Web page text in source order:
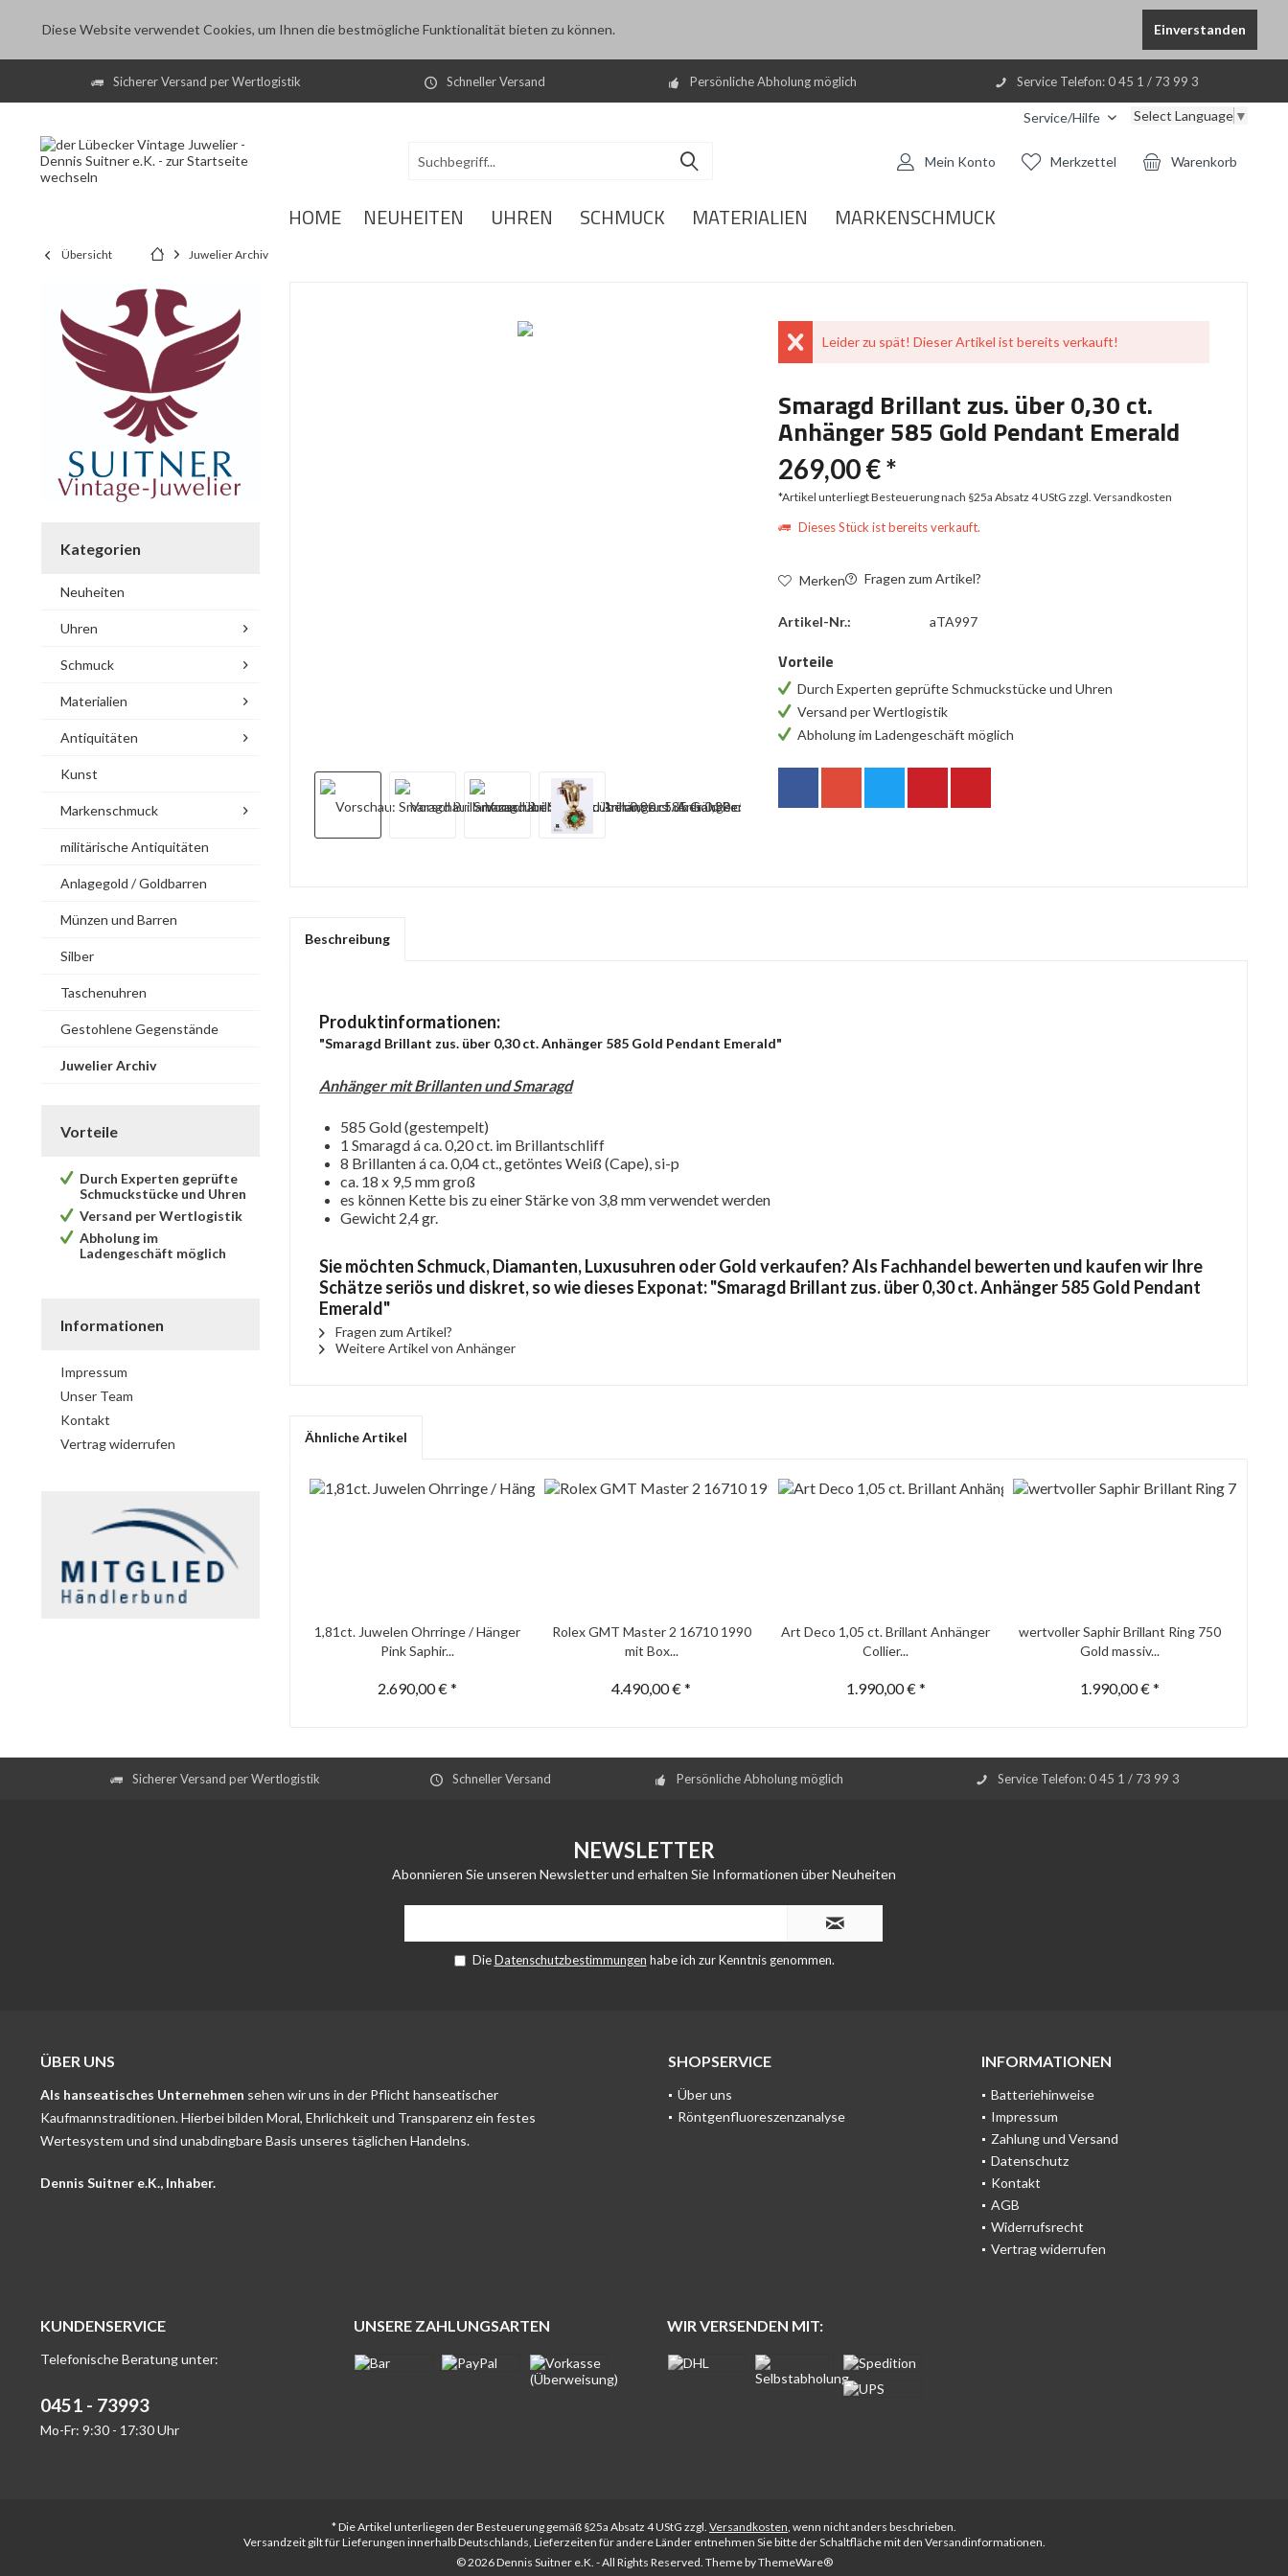
Diese Website verwendet Cookies, um Ihnen die bestmögliche Funktionalität bieten zu können. Einverstanden
Sicherer Versand per Wertlogistik Schneller Versand Persönliche Abholung möglich Service Telefon: 0 45 1 / 73 99 3
Service/Hilfe Select Language ▼
Warenkorb
Merkzettel
Mein Konto
HOME NEUHEITEN UHREN SCHMUCK MATERIALIEN MARKENSCHMUCK
Übersicht Juwelier Archiv
Kategorien
Neuheiten
Uhren
Schmuck
Materialien
Antiquitäten
Kunst
Markenschmuck
militärische Antiquitäten
Anlagegold / Goldbarren
Münzen und Barren
Silber
Taschenuhren
Gestohlene Gegenstände
Juwelier Archiv
Vorteile
Durch Experten geprüfte
Schmuckstücke und Uhren
Versand per Wertlogistik
Abholung im
Ladengeschäft möglich
Informationen
Impressum
Unser Team
Kontakt
Vertrag widerrufen
Leider zu spät! Dieser Artikel ist bereits verkauft!
Smaragd Brillant zus. über 0,30 ct.
Anhänger 585 Gold Pendant Emerald
269,00 € *
*Artikel unterliegt Besteuerung nach §25a Absatz 4 UStG zzgl. Versandkosten
Dieses Stück ist bereits verkauft.
Merken Fragen zum Artikel?
Artikel-Nr.: aTA997
Vorteile
Durch Experten geprüfte Schmuckstücke und Uhren
Versand per Wertlogistik
Abholung im Ladengeschäft möglich
Beschreibung
Produktinformationen:
"Smaragd Brillant zus. über 0,30 ct. Anhänger 585 Gold Pendant Emerald"
Anhänger mit Brillanten und Smaragd
585 Gold (gestempelt)
1 Smaragd á ca. 0,20 ct. im Brillantschliff
8 Brillanten á ca. 0,04 ct., getöntes Weiß (Cape), si-p
ca. 18 x 9,5 mm groß
es können Kette bis zu einer Stärke von 3,8 mm verwendet werden
Gewicht 2,4 gr.
Sie möchten Schmuck, Diamanten, Luxusuhren oder Gold verkaufen? Als Fachhandel bewerten und kaufen wir Ihre
Schätze seriös und diskret, so wie dieses Exponat: "Smaragd Brillant zus. über 0,30 ct. Anhänger 585 Gold Pendant
Emerald"
Fragen zum Artikel?
Weitere Artikel von Anhänger
Ähnliche Artikel
1,81ct. Juwelen Ohrringe / Hänger
Pink Saphir...
2.690,00 € *
Rolex GMT Master 2 16710 1990
mit Box...
4.490,00 € *
Art Deco 1,05 ct. Brillant Anhänger
Collier...
1.990,00 € *
wertvoller Saphir Brillant Ring 750
Gold massiv...
1.990,00 € *
Sicherer Versand per Wertlogistik Schneller Versand Persönliche Abholung möglich Service Telefon: 0 45 1 / 73 99 3
NEWSLETTER
Abonnieren Sie unseren Newsletter und erhalten Sie Informationen über Neuheiten
DieDatenschutzbestimmungen habe ich zur Kenntnis genommen.
ÜBER UNS
Als hanseatisches Unternehmen sehen wir uns in der Pflicht hanseatischer
Kaufmannstraditionen. Hierbei bilden Moral, Ehrlichkeit und Transparenz ein festes
Wertesystem und sind unabdingbare Basis unseres täglichen Handelns.
Dennis Suitner e.K., Inhaber.
SHOPSERVICE
Über uns
Röntgenfluoreszenzanalyse
INFORMATIONEN
Batteriehinweise
Impressum
Zahlung und Versand
Datenschutz
Kontakt
AGB
Widerrufsrecht
Vertrag widerrufen
KUNDENSERVICE
Telefonische Beratung unter:
0451 - 73993
Mo-Fr: 9:30 - 17:30 Uhr
UNSERE ZAHLUNGSARTEN WIR VERSENDEN MIT:
* Die Artikel unterliegen der Besteuerung gemäß §25a Absatz 4 UStG zzgl. Versandkosten, wenn nicht anders beschrieben.
Versandzeit gilt für Lieferungen innerhalb Deutschlands, Lieferzeiten für andere Länder entnehmen Sie bitte der Schaltfläche mit den Versandinformationen.
© 2026 Dennis Suitner e.K. - All Rights Reserved. Theme byThemeWare®